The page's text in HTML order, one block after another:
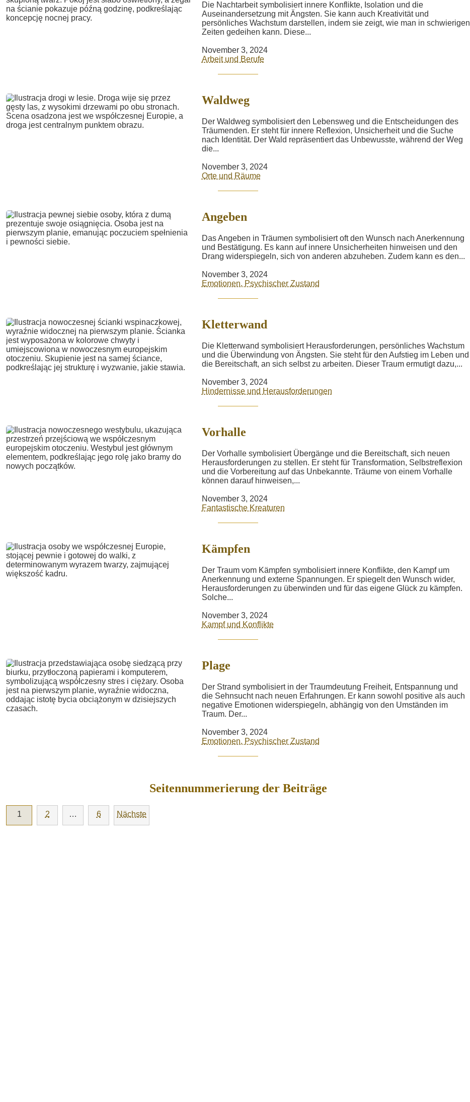
Die Nachtarbeit symbolisiert innere Konflikte, Isolation und die
Auseinandersetzung mit Ängsten. Sie kann auch Kreativität und
persönliches Wachstum darstellen, indem sie zeigt, wie man in schwierigen
Zeiten gedeihen kann. Diese...
November 3, 2024
Arbeit und Berufe
Waldweg
Der Waldweg symbolisiert den Lebensweg und die Entscheidungen des
Träumenden. Er steht für innere Reflexion, Unsicherheit und die Suche
nach Identität. Der Wald repräsentiert das Unbewusste, während der Weg
die...
November 3, 2024
Orte und Räume
Angeben
Das Angeben in Träumen symbolisiert oft den Wunsch nach Anerkennung
und Bestätigung. Es kann auf innere Unsicherheiten hinweisen und den
Drang widerspiegeln, sich von anderen abzuheben. Zudem kann es den...
November 3, 2024
Emotionen, Psychischer Zustand
Kletterwand
Die Kletterwand symbolisiert Herausforderungen, persönliches Wachstum
und die Überwindung von Ängsten. Sie steht für den Aufstieg im Leben und
die Bereitschaft, an sich selbst zu arbeiten. Dieser Traum ermutigt dazu,...
November 3, 2024
Hindernisse und Herausforderungen
Vorhalle
Der Vorhalle symbolisiert Übergänge und die Bereitschaft, sich neuen
Herausforderungen zu stellen. Er steht für Transformation, Selbstreflexion
und die Vorbereitung auf das Unbekannte. Träume von einem Vorhalle
können darauf hinweisen,...
November 3, 2024
Fantastische Kreaturen
Kämpfen
Der Traum vom Kämpfen symbolisiert innere Konflikte, den Kampf um
Anerkennung und externe Spannungen. Er spiegelt den Wunsch wider,
Herausforderungen zu überwinden und für das eigene Glück zu kämpfen.
Solche...
November 3, 2024
Kampf und Konflikte
Plage
Der Strand symbolisiert in der Traumdeutung Freiheit, Entspannung und
die Sehnsucht nach neuen Erfahrungen. Er kann sowohl positive als auch
negative Emotionen widerspiegeln, abhängig von den Umständen im
Traum. Der...
November 3, 2024
Emotionen, Psychischer Zustand
Seitennummerierung der Beiträge
1 2 … 6 Nächste